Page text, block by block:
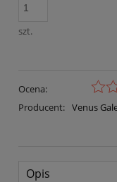
szt.
Ocena:
Producent: Venus
Opis